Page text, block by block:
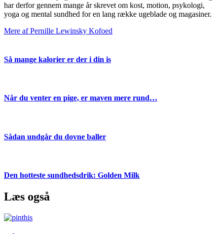
har derfor gennem mange år skrevet om kost, motion, psykologi,
yoga og mental sundhed for en lang række ugeblade og magasiner.
Mere af Pernille Lewinsky Kofoed
Så mange kalorier er der i din is
Når du venter en pige, er maven mere rund…
Sådan undgår du dovne baller
Den hotteste sundhedsdrik: Golden Milk
Læs også